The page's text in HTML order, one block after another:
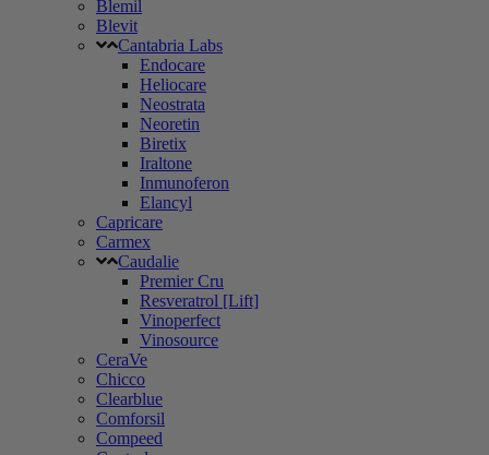
Blemil
Blevit
Cantabria Labs
Endocare
Heliocare
Neostrata
Neoretin
Biretix
Iraltone
Inmunoferon
Elancyl
Capricare
Carmex
Caudalie
Premier Cru
Resveratrol [Lift]
Vinoperfect
Vinosource
CeraVe
Chicco
Clearblue
Comforsil
Compeed